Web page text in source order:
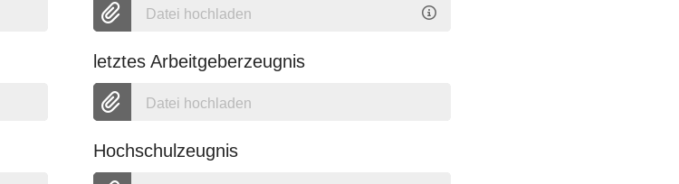
Datei hochladen
letztes Arbeitgeberzeugnis
Datei hochladen
Hochschulzeugnis